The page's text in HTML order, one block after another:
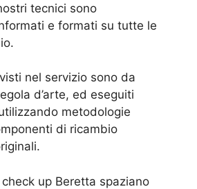
tecnici sono
e formati su tutte le
nel servizio sono da
d’arte, ed eseguiti
metodologie
di ricambio
up Beretta spaziano